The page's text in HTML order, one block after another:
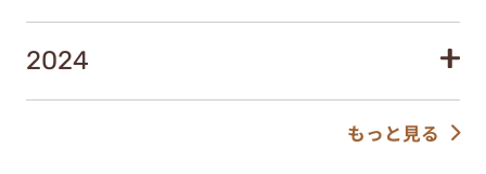
2024
もっと見る